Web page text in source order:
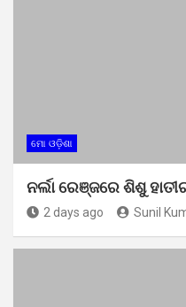
ମୋ ଓଡ଼ିଶା
ନର୍ଲା ରେଞ୍ଜରେ ଶିଶୁ
2 days ago Sunil